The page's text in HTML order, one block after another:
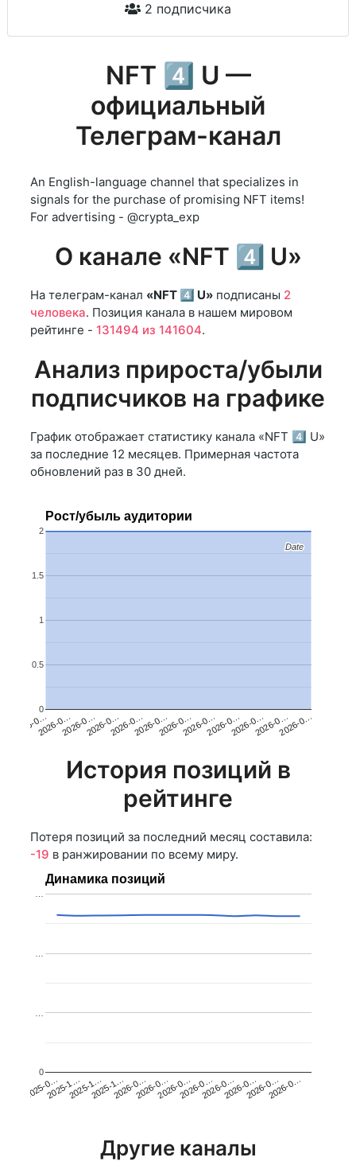
2 подписчика
NFT 4️⃣ U —
официальный
Телеграм-канал
An English-language channel that specializes in
signals for the purchase of promising NFT items!
For advertising - @crypta_exp
О канале «NFT 4️⃣ U»
На телеграм-канал «NFT 4️⃣ U» подписаны 2
человека. Позиция канала в нашем мировом
рейтинге - 131494 из 141604.
Анализ прироста/убыли
подписчиков на графике
График отображает статистику канала «NFT 4️⃣ U»
за последние 12 месяцев. Примерная частота
обновлений раз в 30 дней.
Рост/убыль аудитории
2026-0…2026-0…2026-0…2026-0…2026-0…2026-0…2026-0…2026-0…2026-0…2026-0…2026-0…2026-0…
0
0.5
1
1.5
2
Date
Date
История позиций в
рейтинге
Потеря позиций за последний месяц составила:
-19 в ранжировании по всему миру.
Динамика позиций
2025-0…2025-1…2025-1…2025-1…2026-0…2026-0…2026-0…2026-0…2026-0…2026-0…2026-0…2026-0…
0
…
…
Другие каналы